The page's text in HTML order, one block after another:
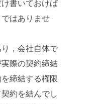
書いておけば
はありませ
，会社自体で
際の契約締結
締結する権限
約を結んでし